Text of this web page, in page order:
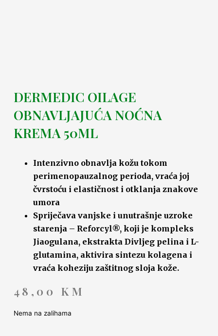
DERMEDIC OILAGE
OBNAVLJAJUĆA NOĆNA
KREMA 50ML
Intenzivno obnavlja kožu tokom
perimenopauzalnog perioda, vraća joj
čvrstoću i elastičnost i otklanja znakove
umora
Spriječava vanjske i unutrašnje uzroke
starenja – Reforcyl®, koji je kompleks
Jiaogulana, ekstrakta Divljeg pelina i L-
glutamina, aktivira sintezu kolagena i
vraća koheziju zaštitnog sloja kože.
48,00 KM
Nema na zalihama